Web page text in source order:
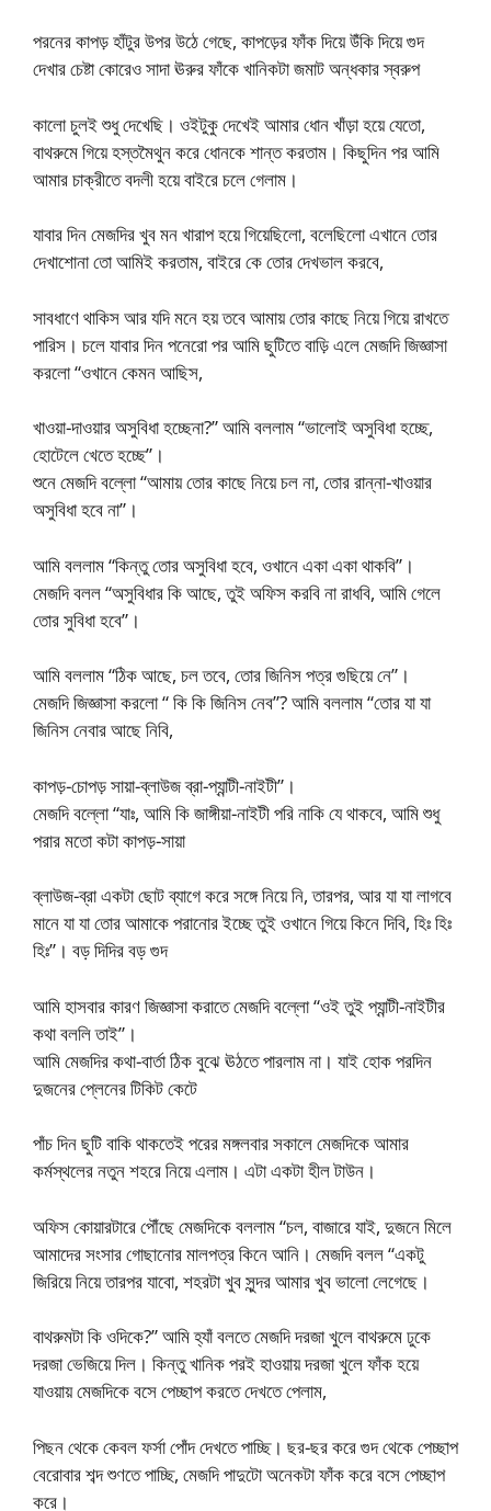
পরনের কাপড় হাঁটুর উপর উঠে গেছে, কাপড়ের ফাঁক দিয়ে উঁকি দিয়ে গুদ
দেখার চেষ্টা কোরেও সাদা ঊরুর ফাঁকে খানিকটা জমাট অন্ধকার স্বরুপ
কালো চুলই শুধু দেখেছি। ওইটুকু দেখেই আমার ধোন খাঁড়া হয়ে যেতো,
বাথরুমে গিয়ে হস্তমৈথুন করে ধোনকে শান্ত করতাম। কিছুদিন পর আমি
আমার চাক্‌রীতে বদলী হয়ে বাইরে চলে গেলাম।
যাবার দিন মেজদির খুব মন খারাপ হয়ে গিয়েছিলো, বলেছিলো এখানে তোর
দেখাশোনা তো আমিই করতাম, বাইরে কে তোর দেখভাল করবে,
সাবধাণে থাকিস আর যদি মনে হয় তবে আমায় তোর কাছে নিয়ে গিয়ে রাখতে
পারিস। চলে যাবার দিন পনেরো পর আমি ছুটিতে বাড়ি এলে মেজদি জিজ্ঞাসা
করলো “ওখানে কেমন আছিস,
খাওয়া-দাওয়ার অসুবিধা হচ্ছেনা?” আমি বললাম “ভালোই অসুবিধা হচ্ছে,
হোটেলে খেতে হচ্ছে”।
শুনে মেজদি বল্লো “আমায় তোর কাছে নিয়ে চল না, তোর রান্না-খাওয়ার
অসুবিধা হবে না”।
আমি বললাম “কিন্তু তোর অসুবিধা হবে, ওখানে একা একা থাকবি”।
মেজদি বলল “অসুবিধার কি আছে, তুই অফিস করবি না রাধবি, আমি গেলে
তোর সুবিধা হবে”।
আমি বললাম “ঠিক আছে, চল তবে, তোর জিনিস পত্র গুছিয়ে নে”।
মেজদি জিজ্ঞাসা করলো “ কি কি জিনিস নেব”? আমি বললাম “তোর যা যা
জিনিস নেবার আছে নিবি,
কাপড়-চোপড় সায়া-ব্লাউজ ব্রা-প্যান্টী-নাইটী”।
মেজদি বল্লো “যাঃ, আমি কি জাঙ্গীয়া-নাইটী পরি নাকি যে থাকবে, আমি শুধু
পরার মতো কটা কাপড়-সায়া
ব্লাউজ-ব্রা একটা ছোট ব্যাগে করে সঙ্গে নিয়ে নি, তারপর, আর যা যা লাগবে
মানে যা যা তোর আমাকে পরানোর ইচ্ছে তুই ওখানে গিয়ে কিনে দিবি, হিঃ হিঃ
হিঃ”। বড় দিদির বড় গুদ
আমি হাসবার কারণ জিজ্ঞাসা করাতে মেজদি বল্লো “ওই তুই প্যান্টী-নাইটীর
কথা বললি তাই”।
আমি মেজদির কথা-বার্তা ঠিক বুঝে ঊঠতে পারলাম না। যাই হোক পরদিন
দুজনের প্লেনের টিকিট কেটে
পাঁচ দিন ছুটি বাকি থাকতেই পরের মঙ্গলবার সকালে মেজদিকে আমার
কর্মস্থলের নতুন শহরে নিয়ে এলাম। এটা একটা হীল টাউন।
অফিস কোয়ারটারে পৌঁছে মেজদিকে বললাম “চল, বাজারে যাই, দুজনে মিলে
আমাদের সংসার গোছানোর মালপত্র কিনে আনি। মেজদি বলল “একটু
জিরিয়ে নিয়ে তারপর যাবো, শহরটা খুব সুন্দর আমার খুব ভালো লেগেছে।
বাথরুমটা কি ওদিকে?” আমি হ্যাঁ বলতে মেজদি দরজা খুলে বাথরুমে ঢুকে
দরজা ভেজিয়ে দিল। কিন্তু খানিক পরই হাওয়ায় দরজা খুলে ফাঁক হয়ে
যাওয়ায় মেজদিকে বসে পেচ্ছাপ করতে দেখতে পেলাম,
পিছন থেকে কেবল ফর্সা পোঁদ দেখতে পাচ্ছি। ছর-ছর করে গুদ থেকে পেচ্ছাপ
বেরোবার শব্দ শুণতে পাচ্ছি, মেজদি পাদুটো অনেকটা ফাঁক করে বসে পেচ্ছাপ
করে।